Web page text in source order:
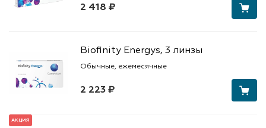
2 418 ₽
2 223 ₽
Biofinity Energys, 3 линзы
Обычные, ежемесячные
АКЦИЯ